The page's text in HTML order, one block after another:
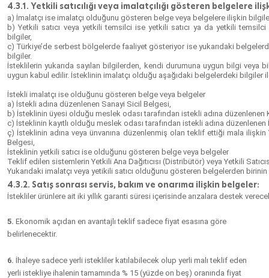
4.3.1. Yetkili satıcılığı veya imalatçılığı gösteren belgelere
a) İmalatçı ise imalatçı olduğunu gösteren belge veya belgelere ilişkin
b) Yetkili satıcı veya yetkili temsilci ise yetkili satıcı ya da yetkili
bilgiler,
c) Türkiye’de serbest bölgelerde faaliyet gösteriyor ise yukarıdaki
bilgiler.
İsteklilerin yukarıda sayılan bilgilerden, kendi durumuna uygun bilgi
uygun kabul edilir. İsteklinin imalatçı olduğu aşağıdaki belgelerdeki bilgiler
İstekli imalatçı ise olduğunu gösteren belge veya belgeler
a) İstekli adına düzenlenen Sanayi Sicil Belgesi,
b) İsteklinin üyesi olduğu meslek odası tarafından istekli adına düzenlenen
c) İsteklinin kayıtlı olduğu meslek odası tarafından istekli adına
ç) İsteklinin adına veya ünvanına düzenlenmiş olan teklif ettiği mala
Belgesi,
İsteklinin yetkili satıcı ise olduğunu gösteren belge veya belgeler
Teklif edilen sistemlerin Yetkili Ana Dağıtıcısı (Distribütör) veya Yetkili
Yukarıdaki imalatçı veya yetikili satıcı olduğunu gösteren belgelerden
4.3.2. Satış sonrası servis, bakım ve onarıma ilişkin belgeler:
İstekliler ürünlere ait iki yıllık garanti süresi içerisinde arızalara destek
5. Ekonomik açıdan en avantajlı teklif sadece fiyat esasına göre
belirlenecektir.
6. İhaleye sadece yerli istekliler katılabilecek olup yerli malı teklif eden
yerli istekliye ihalenin tamamında % 15 (yüzde on beş) oranında fiyat